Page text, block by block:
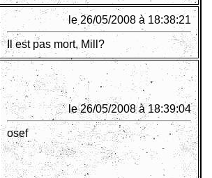
le 26/05/2008 à 18:38:21
Il est pas mort, Mill?
le 26/05/2008 à 18:39:04
osef